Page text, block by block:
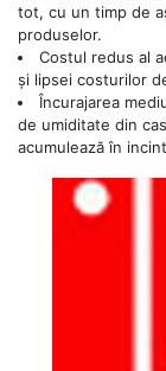
tot, cu un timp de
produselor.
Costul redus al
și lipsei costurilor
Încurajarea
de umiditate din
acumulează în